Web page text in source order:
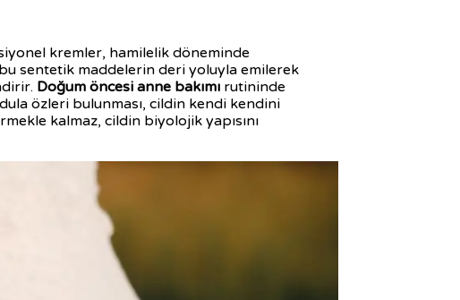
kremler, hamilelik döneminde
sentetik maddelerin deri yoluyla emilerek
Doğum öncesi anne bakımı rutininde
özleri bulunması, cildin kendi kendini
kalmaz, cildin biyolojik yapısını